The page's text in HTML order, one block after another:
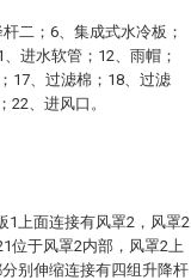
二；6、集成式水冷板；
进水软管；12、雨帽；
17、过滤棉；18、过滤
22、进风口。
1上面连接有风罩2，风罩2
位于风罩2内部，风罩2上
别伸缩连接有四组升降杆